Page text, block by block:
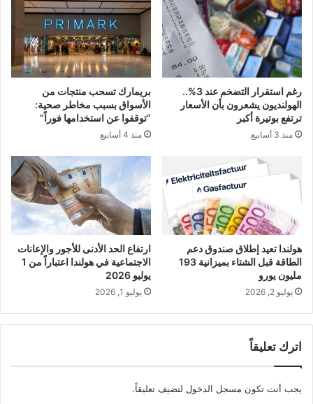
رغم استقرار التضخم عند 3%..
الهولنديون يشعرون بأن الأسعار
ترتفع بوتيرة أكبر
منذ 3 أسابيع
بريمارك تسحب منتجات من
الأسواق بسبب مخاطر صحية:
“توقفوا عن استخدامها فوراً”
منذ 4 أسابيع
هولندا تعيد إطلاق صندوق دعم
الطاقة قبل الشتاء بميزانية 193
مليون يورو
يوليو 2, 2026
ارتفاع الحد الأدنى للأجور والإعانات
الاجتماعية في هولندا اعتباراً من 1
يوليو 2026
يوليو 1, 2026
اترك تعليقاً
يجب أنت تكون مسجل الدخول لتضيف تعليقاً.